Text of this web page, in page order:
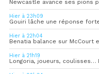
Hier à 23h09
Gouiri lâche une réponse
Hier à 22h04
Benatia balance sur McCourt
Hier à 21h19
Longoria, joueurs,